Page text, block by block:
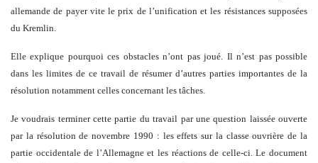
allemande de payer vite le prix de l’unification et les résistances supposées
du Kremlin.
Elle explique pourquoi ces obstacles n’ont pas joué. Il n’est pas possible
dans les limites de ce travail de résumer d’autres parties importantes de la
résolution notamment celles concernant les tâches.
Je voudrais terminer cette partie du travail par une question laissée ouverte
par la résolution de novembre 1990 : les effets sur la classe ouvrière de la
partie occidentale de l’Allemagne et les réactions de celle-ci. Le document